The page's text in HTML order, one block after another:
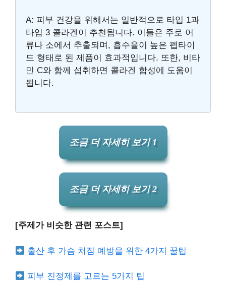
A: 피부 건강을 위해서는 일반적으로 타입 1과
타입 3 콜라겐이 추천됩니다. 이들은 주로 어
류나 소에서 추출되며, 흡수율이 높은 펩타이
드 형태로 된 제품이 효과적입니다. 또한, 비타
민 C와 함께 섭취하면 콜라겐 합성에 도움이
됩니다.
조금 더 자세히 보기 1
조금 더 자세히 보기 2
[주제가 비슷한 관련 포스트]
출산 후 가슴 처짐 예방을 위한 4가지 꿀팁
피부 진정제를 고르는 5가지 팁